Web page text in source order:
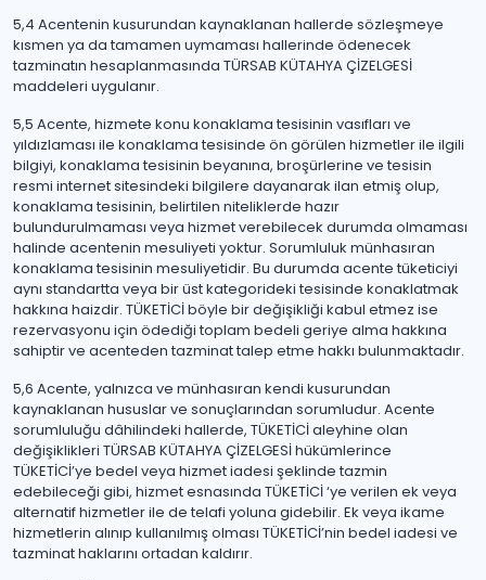
5,4 Acentenin kusurundan kaynaklanan hallerde sözleşmeye
kısmen ya da tamamen uymaması hallerinde ödenecek
tazminatın hesaplanmasında TÜRSAB KÜTAHYA ÇİZELGESİ
maddeleri uygulanır.
5,5 Acente, hizmete konu konaklama tesisinin vasıfları ve
yıldızlaması ile konaklama tesisinde ön görülen hizmetler ile ilgili
bilgiyi, konaklama tesisinin beyanına, broşürlerine ve tesisin
resmi internet sitesindeki bilgilere dayanarak ilan etmiş olup,
konaklama tesisinin, belirtilen niteliklerde hazır
bulundurulmaması veya hizmet verebilecek durumda olmaması
halinde acentenin mesuliyeti yoktur. Sorumluluk münhasıran
konaklama tesisinin mesuliyetidir. Bu durumda acente tüketiciyi
aynı standartta veya bir üst kategorideki tesisinde konaklatmak
hakkına haizdir. TÜKETİCİ böyle bir değişikliği kabul etmez ise
rezervasyonu için ödediği toplam bedeli geriye alma hakkına
sahiptir ve acenteden tazminat talep etme hakkı bulunmaktadır.
5,6 Acente, yalnızca ve münhasıran kendi kusurundan
kaynaklanan hususlar ve sonuçlarından sorumludur. Acente
sorumluluğu dâhilindeki hallerde, TÜKETİCİ aleyhine olan
değişiklikleri TÜRSAB KÜTAHYA ÇİZELGESİ hükümlerince
TÜKETİCİ’ye bedel veya hizmet iadesi şeklinde tazmin
edebileceği gibi, hizmet esnasında TÜKETİCİ ‘ye verilen ek veya
alternatif hizmetler ile de telafi yoluna gidebilir. Ek veya ikame
hizmetlerin alınıp kullanılmış olması TÜKETİCİ’nin bedel iadesi ve
tazminat haklarını ortadan kaldırır.